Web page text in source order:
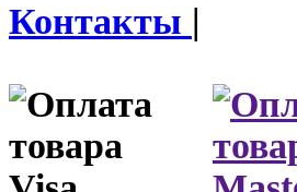
Контакты |